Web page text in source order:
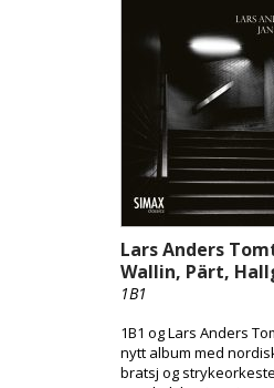
Solveig Andsnes med
Andsnes som
Samlet gir utgivelsen
helhetlig bilde av
tonespråk, der norsk
møter europeisk
Lars Anders
Wallin, Pärt,
1B1
1B1 og Lars Anders
nytt album med
bratsj og